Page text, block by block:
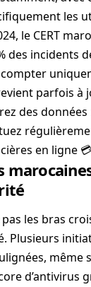
les
le CERT
des incidents
parfois à
des
en ligne
les bras
Plusieurs
même
d’antivirus